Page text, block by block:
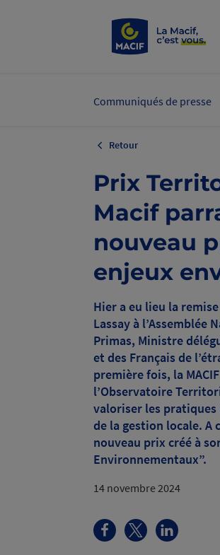
Communiqués de presse
Retour
Prix
Macif
nouveau
enjeux
Hier a eu lieu la
Lassay à l’Assemblée
Primas, Ministre
et des Français de
première fois, la
l’Observatoire
valoriser les
de la gestion locale. A
nouveau prix créé à
Environnementaux”.
14 novembre 2024